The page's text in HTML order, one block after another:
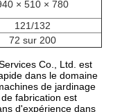
× 510 × 780
121/132
72 sur 200
Co., Ltd. est
dans le domaine
de jardinage
fabrication est
d'expérience dans